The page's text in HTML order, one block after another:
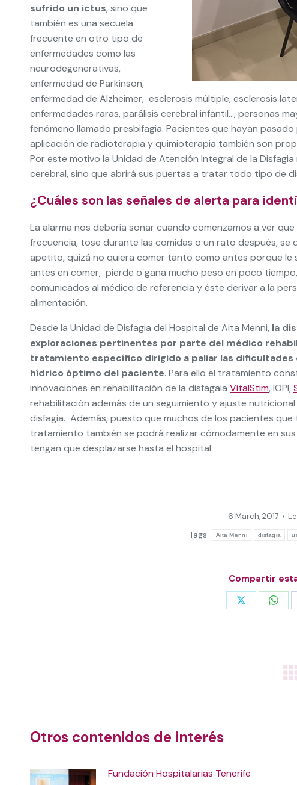
sufrido un ictus, sino que
también es una secuela
frecuente en otro tipo de
enfermedades como las
neurodegenerativas,
enfermedad de Parkinson,
enfermedad de Alzheimer, esclerosis múltiple, esclerosis
enfermedades raras, parálisis cerebral infantil…, personas
fenómeno llamado presbifagia. Pacientes que hayan
aplicación de radioterapia y quimioterapia también son
Por este motivo la Unidad de Atención Integral de la
cerebral, sino que abrirá sus puertas a tratar todo tipo de
¿Cuáles son las señales de alerta para
La alarma nos debería sonar cuando comenzamos a ver
frecuencia, tose durante las comidas o un rato después, se
apetito, quizá no quiera comer tanto como antes porque le
antes en comer, pierde o gana mucho peso en poco
comunicados al médico de referencia y éste derivar a la
alimentación.
Desde la Unidad de Disfagia del Hospital de Aita Menni, la
exploraciones pertinentes por parte del médico
tratamiento específico dirigido a paliar las
hídrico óptimo del paciente. Para ello el tratamiento
innovaciones en rehabilitación de la disfagaia VitalStim, IOPI,
rehabilitación además de un seguimiento y ajuste
disfagia. Además, puesto que muchos de los pacientes
tratamiento también se podrá realizar cómodamente en
tengan que desplazarse hasta el hospital.
6 March, 2017
Tags:
Aita Menni disfagia
Compartir
Share
Otros contenidos de interés
Fundación Hospitalarias Tenerife